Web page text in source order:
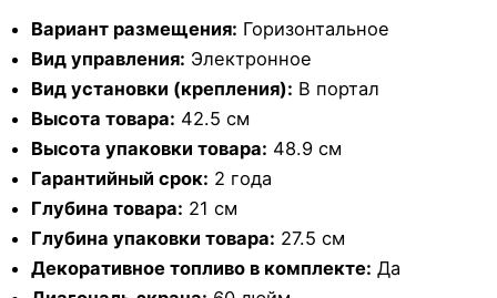
Вариант размещения: Горизонтальное
Вид управления: Электронное
Вид установки (крепления): В портал
Высота товара: 42.5 см
Высота упаковки товара: 48.9 см
Гарантийный срок: 2 года
Глубина товара: 21 см
Глубина упаковки товара: 27.5 см
Декоративное топливо в комплекте: Да